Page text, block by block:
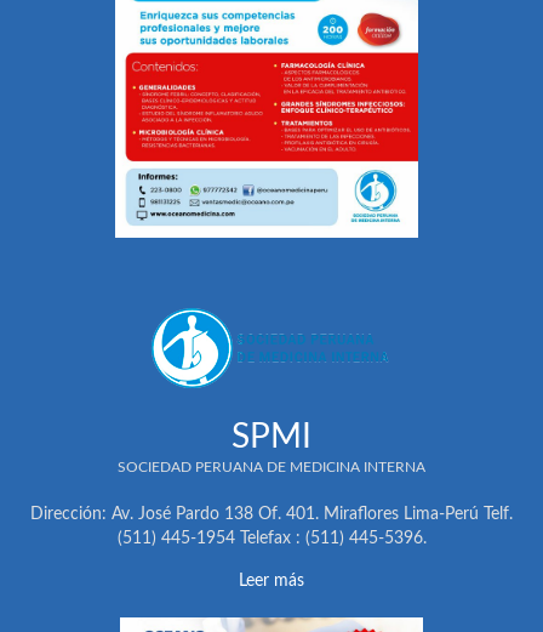
SPMI
SOCIEDAD PERUANA DE MEDICINA INTERNA
Dirección: Av. José Pardo 138 Of. 401. Miraflores Lima-Perú Telf.
(511) 445-1954 Telefax : (511) 445-5396.
Leer más